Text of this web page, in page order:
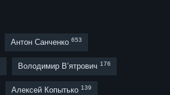
Антон Санченко 653
Володимир В’ятрович 176
Алексей Копытько 139